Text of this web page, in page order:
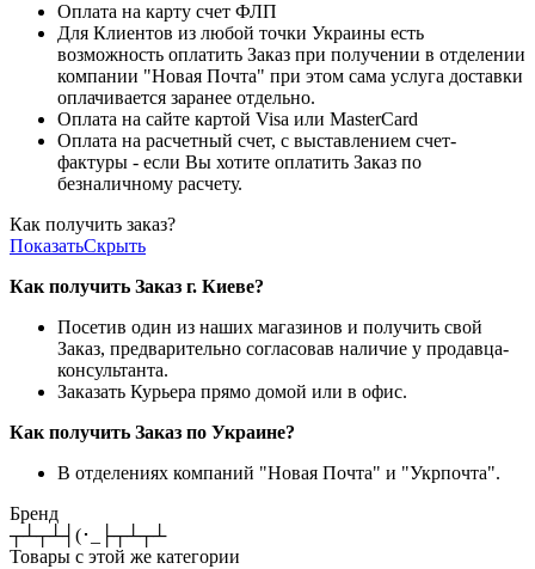
Оплата на карту счет ФЛП
Для Клиентов из любой точки Украины есть
возможность оплатить Заказ при получении в отделении
компании "Новая Почта" при этом сама услуга доставки
оплачивается заранее отдельно.
Оплата на сайте картой Visa или MasterCard
Оплата на расчетный счет, с выставлением счет-
фактуры - если Вы хотите оплатить Заказ по
безналичному расчету.
Как получить заказ?
ПоказатьСкрыть
Как получить Заказ г. Киеве?
Посетив один из наших магазинов и получить свой
Заказ, предварительно согласовав наличие у продавца-
консультанта.
Заказать Курьера прямо домой или в офис.
Как получить Заказ по Украине?
В отделениях компаний "Новая Почта" и "Укрпочта".
Бренд
┬┴┬┴┤(･_├┬┴┬┴
Товары с этой же категории